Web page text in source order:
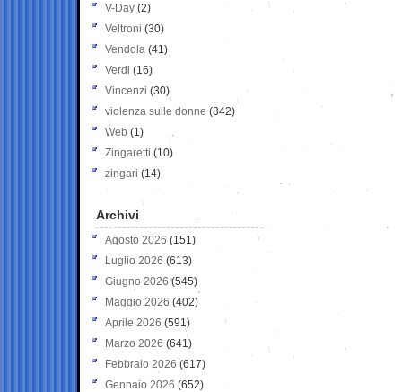
V-Day (2)
Veltroni (30)
Vendola (41)
Verdi (16)
Vincenzi (30)
violenza sulle donne (342)
Web (1)
Zingaretti (10)
zingari (14)
Archivi
Agosto 2026 (151)
Luglio 2026 (613)
Giugno 2026 (545)
Maggio 2026 (402)
Aprile 2026 (591)
Marzo 2026 (641)
Febbraio 2026 (617)
Gennaio 2026 (652)